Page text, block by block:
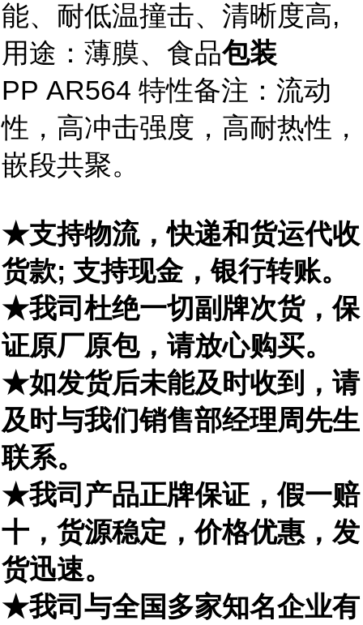
能、耐低温撞击、清晰度高,
用途：薄膜、食品包装
PP AR564 特性备注：流动
性，高冲击强度，高耐热性，
嵌段共聚。
★支持物流，快递和货运代收
货款; 支持现金，银行转账。
★我司杜绝一切副牌次货，保
证原厂原包，请放心购买。
★如发货后未能及时收到，请
及时与我们销售部经理周先生
联系。
★我司产品正牌保证，假一赔
十，货源稳定，价格优惠，发
货迅速。
★我司与全国多家知名企业有